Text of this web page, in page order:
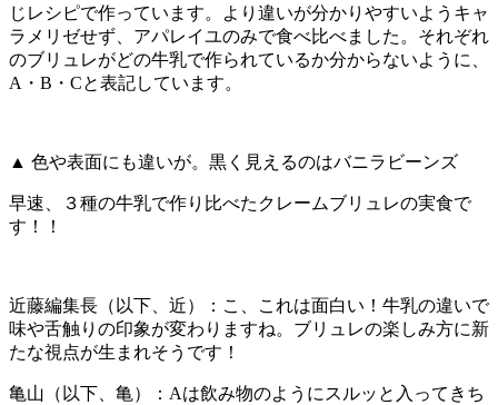
じレシピで作っています。より違いが分かりやすいようキャ
ラメリゼせず、アパレイユのみで食べ比べました。それぞれ
のブリュレがどの牛乳で作られているか分からないように、
A・B・Cと表記しています。
▲ 色や表面にも違いが。黒く見えるのはバニラビーンズ
早速、３種の牛乳で作り比べたクレームブリュレの実食で
す！！
近藤編集長（以下、近）：こ、これは面白い！牛乳の違いで
味や舌触りの印象が変わりますね。ブリュレの楽しみ方に新
たな視点が生まれそうです！
亀山（以下、亀）：Aは飲み物のようにスルッと入ってきち